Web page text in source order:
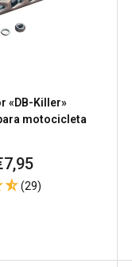
«DB-Killer»
motocicleta
(29)